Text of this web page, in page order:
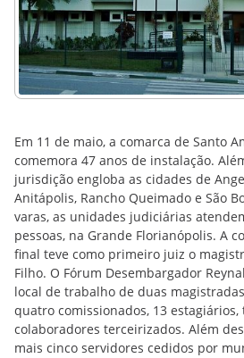
Em 11 de maio, a comarca de Santo
comemora 47 anos de instalação.
jurisdição engloba as cidades de
Anitápolis, Rancho Queimado e São
varas, as unidades judiciárias
pessoas, na Grande Florianópolis. A
final teve como primeiro juiz o
Filho. O Fórum Desembargador
local de trabalho de duas
quatro comissionados, 13
colaboradores terceirizados. Além
mais cinco servidores cedidos por